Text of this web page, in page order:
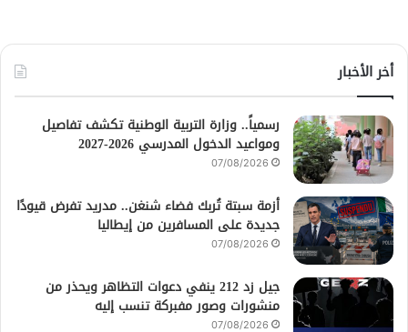
أخر الأخبار
رسمياً.. وزارة التربية الوطنية تكشف تفاصيل
ومواعيد الدخول المدرسي 2026-2027
07/08/2026
أزمة سبتة تُربك فضاء شنغن.. مدريد تفرض قيودًا
جديدة على المسافرين من إيطاليا
07/08/2026
جيل زد 212 ينفي دعوات التظاهر ويحذر من
منشورات وصور مفبركة تنسب إليه
07/08/2026